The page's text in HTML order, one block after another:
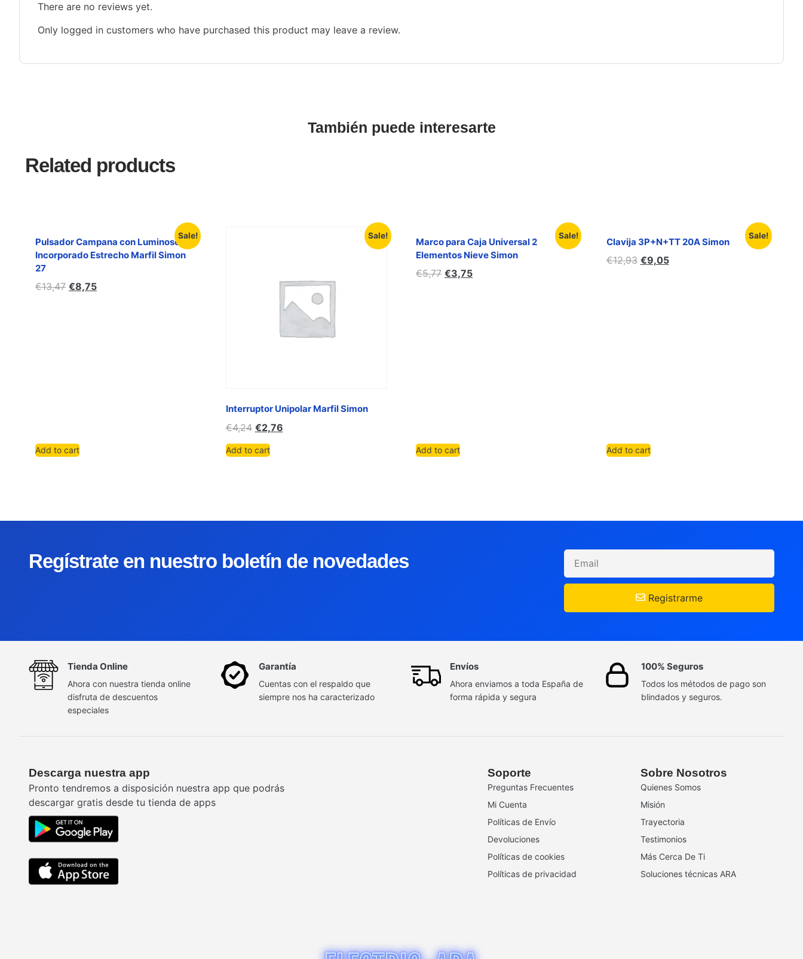
There are no reviews yet.
Only logged in customers who have purchased this product may leave a review.
También puede interesarte
Related products
Sale!
Pulsador Campana con Luminoso
Incorporado Estrecho Marfil Simon
27
€13,47 €8,75
Add to cart
Sale!
Interruptor Unipolar Marfil Simon
€4,24 €2,76
Add to cart
Sale!
Marco para Caja Universal 2
Elementos Nieve Simon
€5,77 €3,75
Add to cart
Sale!
Clavija 3P+N+TT 20A Simon
€12,93 €9,05
Add to cart
Regístrate en nuestro boletín de novedades
Registrarme
Tienda Online
Ahora con nuestra tienda online
disfruta de descuentos
especiales
Garantía
Cuentas con el respaldo que
siempre nos ha caracterizado
Envíos
Ahora enviamos a toda España de
forma rápida y segura
100% Seguros
Todos los métodos de pago son
blindados y seguros.
Descarga nuestra app
Pronto tendremos a disposición nuestra app que podrás
descargar gratis desde tu tienda de apps
Soporte
Preguntas Frecuentes
Mi Cuenta
Políticas de Envío
Devoluciones
Políticas de cookies
Políticas de privacidad
Sobre Nosotros
Quienes Somos
Misión
Trayectoria
Testimonios
Más Cerca De Ti
Soluciones técnicas ARA